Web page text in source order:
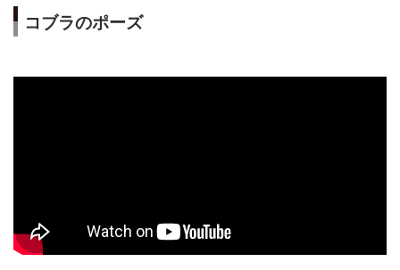
コブラのポーズ